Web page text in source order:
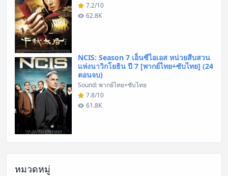
7.2/10
62.8K
NCIS: Season 7 เอ็นซีไอเอส หน่วยสืบสวน
แห่งนาวิกโยธิน ปี 7 [พากย์ไทย+ซับไทย] (24
ตอนจบ)
Sound: พากย์ไทย+ซับไทย
7.8/10
61.8K
หมวดหมู่